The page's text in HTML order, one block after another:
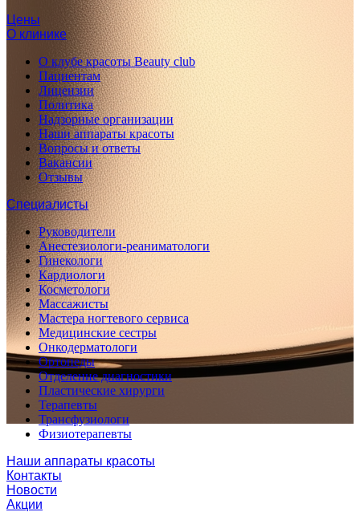
Цены
О клинике
О клубе красоты Beauty club
Пациентам
Лицензии
Политика
Надзорные организации
Наши аппараты красоты
Вопросы и ответы
Вакансии
Отзывы
Специалисты
Руководители
Анестезиологи-реаниматологи
Гинекологи
Кардиологи
Косметологи
Массажисты
Мастера ногтевого сервиса
Медицинские сестры
Онкодерматологи
Ортопеды
Отделение диагностики
Пластические хирурги
Терапевты
Трансфузиологи
Физиотерапевты
Наши аппараты красоты
Контакты
Новости
Акции